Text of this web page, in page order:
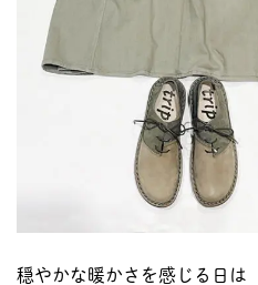
穏やかな暖かさを感じる日は